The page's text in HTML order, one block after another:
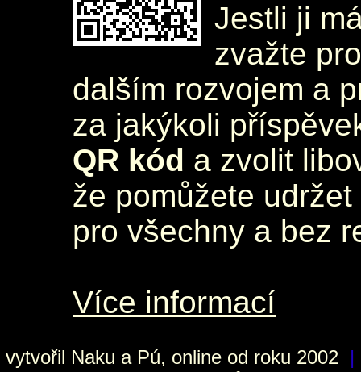
Jestli ji
zvažte
dalším rozvojem a
za jakýkoli
QR kód a zvolit
že pomůžete
pro všechny a bez
Více informací
vytvořil Naku a Pú, online od roku 2002 |